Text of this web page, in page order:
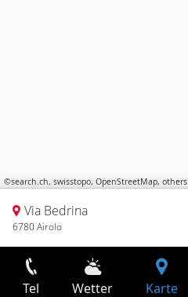
©search.ch, swisstopo, OpenStreetMap, others
Via Bedrina
6780 Airolo
Tel Wetter Karte